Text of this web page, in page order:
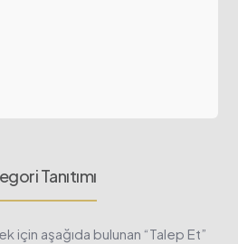
Tanıtımı
için aşağıda bulunan “Talep Et”